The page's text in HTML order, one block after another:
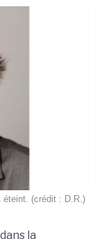
éteint. (crédit : D.R.)
la